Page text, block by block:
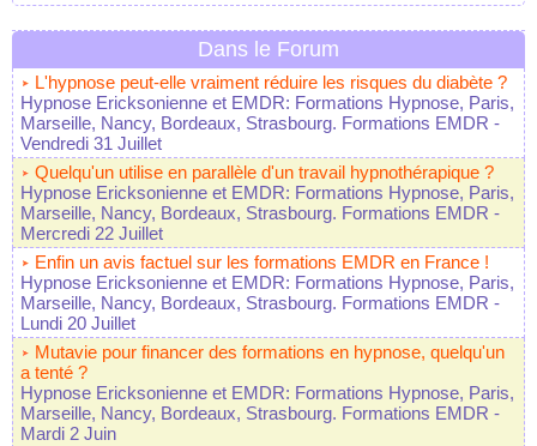
Dans le Forum
L'hypnose peut-elle vraiment réduire les risques du diabète ?
Hypnose Ericksonienne et EMDR: Formations Hypnose, Paris,
Marseille, Nancy, Bordeaux, Strasbourg. Formations EMDR -
Vendredi 31 Juillet
Quelqu'un utilise en parallèle d'un travail hypnothérapique ?
Hypnose Ericksonienne et EMDR: Formations Hypnose, Paris,
Marseille, Nancy, Bordeaux, Strasbourg. Formations EMDR -
Mercredi 22 Juillet
Enfin un avis factuel sur les formations EMDR en France !
Hypnose Ericksonienne et EMDR: Formations Hypnose, Paris,
Marseille, Nancy, Bordeaux, Strasbourg. Formations EMDR -
Lundi 20 Juillet
Mutavie pour financer des formations en hypnose, quelqu'un
a tenté ?
Hypnose Ericksonienne et EMDR: Formations Hypnose, Paris,
Marseille, Nancy, Bordeaux, Strasbourg. Formations EMDR -
Mardi 2 Juin